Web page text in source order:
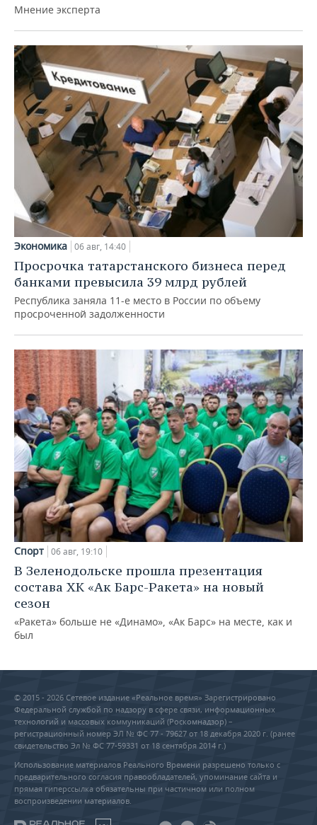
Мнение эксперта
Экономика 06 авг, 14:40
Просрочка татарстанского бизнеса перед
банками превысила 39 млрд рублей
Республика заняла 11-е место в России по объему
просроченной задолженности
Спорт 06 авг, 19:10
В Зеленодольске прошла презентация
состава ХК «Ак Барс-Ракета» на новый
сезон
«Ракета» больше не «Динамо», «Ак Барс» на месте, как и
был
© 2015 - 2026 Сетевое издание «Реальное время» Зарегистрировано
Федеральной службой по надзору в сфере связи, информационных
технологий и массовых коммуникаций (Роскомнадзор) –
регистрационный номер ЭЛ № ФС 77 - 79627 от 18 декабря 2020 г. (ранее
свидетельство Эл № ФС 77-59331 от 18 сентября 2014 г.)
Использование материалов Реального Времени разрешено только с
предварительного согласия правообладателей, упоминание сайта и
прямая гиперссылка обязательны при частичном или полном
воспроизведении материалов.